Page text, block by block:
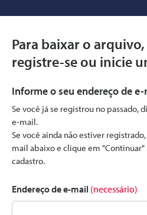
Para baixar o
registre-se ou inicie
Informe o seu endereço de
Se você já se registrou no passado,
e-mail.
Se você ainda não estiver
mail abaixo e clique em
cadastro.
Endereço de e-mail (necessário)